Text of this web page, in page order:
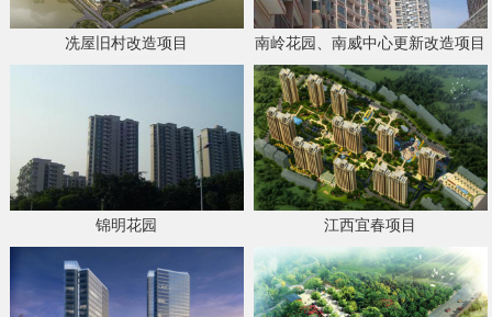
冼屋旧村改造项目 南岭花园、南威中心更新改造项目
锦明花园 江西宜春项目